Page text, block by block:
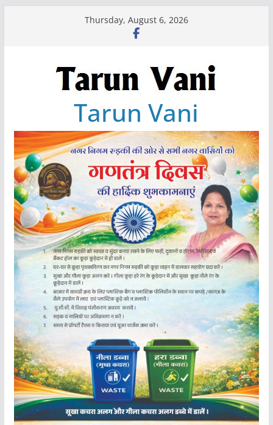
Thursday, August 6, 2026
Tarun Vani